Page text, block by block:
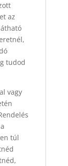
az
tudod
vagy
túl